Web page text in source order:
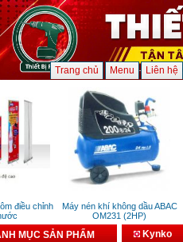
Trang chủ Menu Liên hệ
điều chỉnh
Máy nén khí không dầu ABAC
OM231 (2HP)
MỤC SẢN PHẨM Kynko